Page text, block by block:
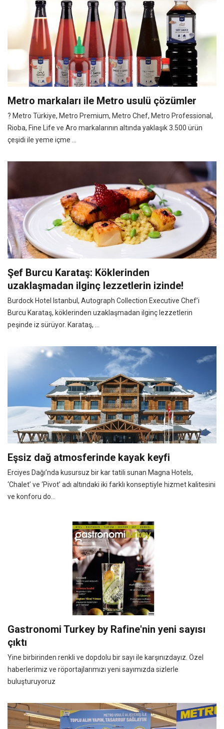
Metro markaları ile Metro usulü çözümler
? Metro Türkiye, Metro Premium, Metro Chef, Metro Professional,
Rioba, Fine Life ve Aro markalarının altında yaklaşık 3.500 ürün
çeşidi ile yeme içme ...
Şef Burcu Karataş: Köklerinden
uzaklaşmadan ilginç lezzetlerin izinde!
Burdock Hotel Istanbul, Autograph Collection Executive Chef’i
Burcu Karataş, köklerinden uzaklaşmadan ilginç lezzetlerin
peşinde iz sürüyor. Karataş, ...
Eşsiz dağ atmosferinde kayak keyfi
Erciyes Dağı’nda kusursuz bir kar tatili sunan Magna Hotels,
‘Chalet’ ve ‘Pivot’ adı altındaki iki farklı konseptiyle hizmet kalitesini
ve konforu do...
Gastronomi Turkey by Rafine'nin yeni sayısı
çıktı
Yine birbirinden renkli ve dopdolu bir sayı ile karşınızdayız. Özel
haberlerimiz ve röportajlarımızı yeni sayımızda sizlerle
buluşturuyoruz